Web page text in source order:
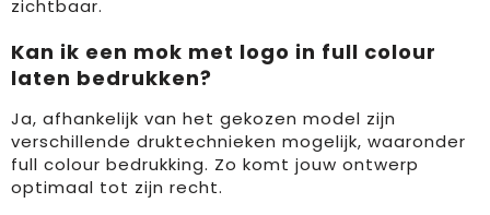
zichtbaar.
Kan ik een mok met logo in full colour
laten bedrukken?
Ja, afhankelijk van het gekozen model zijn
verschillende druktechnieken mogelijk, waaronder
full colour bedrukking. Zo komt jouw ontwerp
optimaal tot zijn recht.